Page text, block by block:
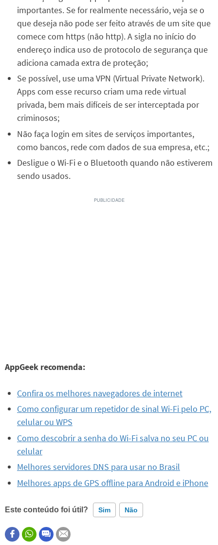
importantes. Se for realmente necessário, veja se o
que deseja não pode ser feito através de um site que
comece com https (não http). A sigla no início do
endereço indica uso de protocolo de segurança que
adiciona camada extra de proteção;
Se possível, use uma VPN (Virtual Private Network).
Apps com esse recurso criam uma rede virtual
privada, bem mais difíceis de ser interceptada por
criminosos;
Não faça login em sites de serviços importantes,
como bancos, rede com dados de sua empresa, etc.;
Desligue o Wi-Fi e o Bluetooth quando não estiverem
sendo usados.
AppGeek recomenda:
Confira os melhores navegadores de internet
Como configurar um repetidor de sinal Wi-Fi pelo PC,
celular ou WPS
Como descobrir a senha do Wi-Fi salva no seu PC ou
celular
Melhores servidores DNS para usar no Brasil
Melhores apps de GPS offline para Android e iPhone
Este conteúdo foi útil? Sim Não
Este conteúdo contém informação incorreta